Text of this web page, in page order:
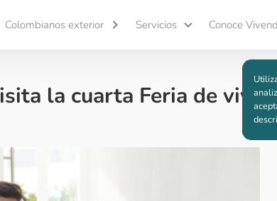
Colombianos exterior Servicios Conoce
la cuarta Feria de